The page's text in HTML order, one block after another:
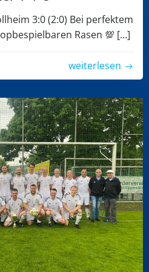
3:0 (2:0) Bei perfektem
Rasen 💯 […]
weiterlesen